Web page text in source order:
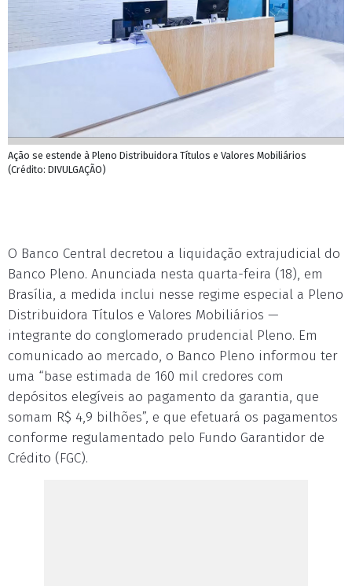
Ação se estende à Pleno Distribuidora Títulos e Valores Mobiliários
(Crédito: DIVULGAÇÃO)
O Banco Central decretou a liquidação extrajudicial do
Banco Pleno. Anunciada nesta quarta-feira (18), em
Brasília, a medida inclui nesse regime especial a Pleno
Distribuidora Títulos e Valores Mobiliários —
integrante do conglomerado prudencial Pleno. Em
comunicado ao mercado, o Banco Pleno informou ter
uma “base estimada de 160 mil credores com
depósitos elegíveis ao pagamento da garantia, que
somam R$ 4,9 bilhões”, e que efetuará os pagamentos
conforme regulamentado pelo Fundo Garantidor de
Crédito (FGC).